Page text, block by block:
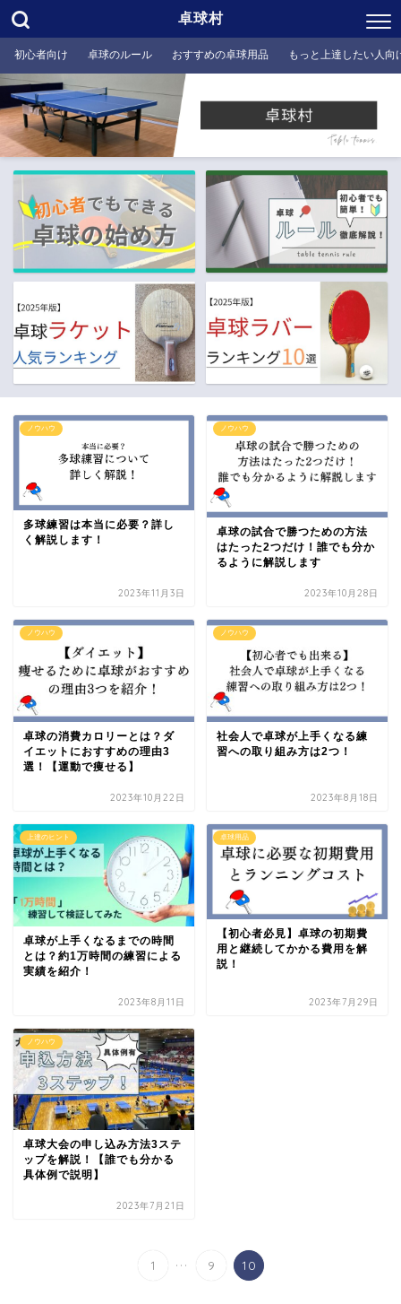
卓球村
初心者向け 卓球のルール おすすめの卓球用品 もっと上達したい人向
ノウハウ
多球練習は本当に必要？詳し
く解説します！
2023年11月3日
ノウハウ
卓球の試合で勝つための方法
はたった2つだけ！誰でも分か
るように解説します
2023年10月28日
ノウハウ
卓球の消費カロリーとは？ダ
イエットにおすすめの理由3
選！【運動で痩せる】
2023年10月22日
ノウハウ
社会人で卓球が上手くなる練
習への取り組み方は2つ！
2023年8月18日
上達のヒント
卓球が上手くなるまでの時間
とは？約1万時間の練習による
実績を紹介！
2023年8月11日
卓球用品
【初心者必見】卓球の初期費
用と継続してかかる費用を解
説！
2023年7月29日
ノウハウ
卓球大会の申し込み方法3ステ
ップを解説！【誰でも分かる
具体例で説明】
2023年7月21日
1 ... 9 10